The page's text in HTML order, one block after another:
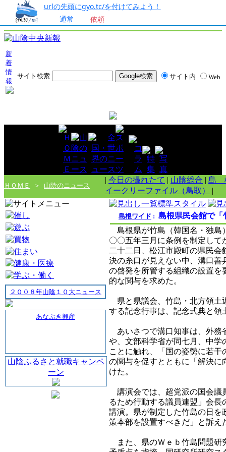
urlの先頭にgyo.tc/を付けてみよう！
通常
依頼